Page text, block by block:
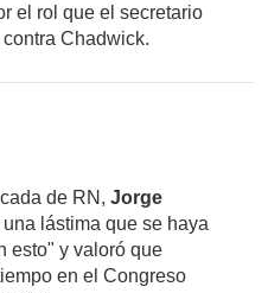
el rol que el secretario
Chadwick.
de RN, Jorge
lástima que se haya
esto" y valoró que
en el Congreso